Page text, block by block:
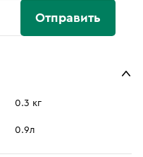
Отправить
0.3 кг
0.9л